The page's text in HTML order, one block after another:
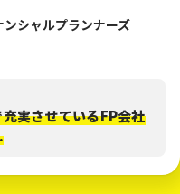
シャルプランナーズ
実させているFP会社